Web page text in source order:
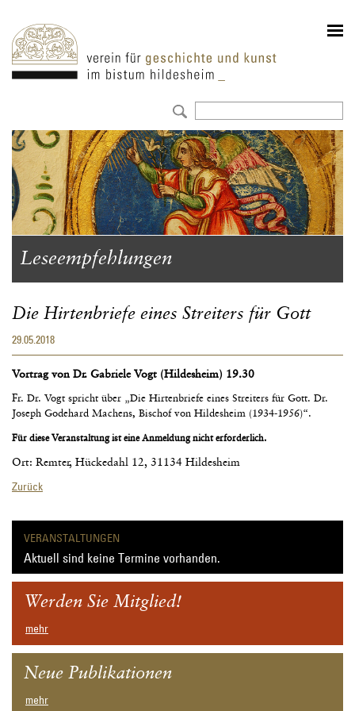
Leseempfehlungen
Die Hirtenbriefe eines Streiters für Gott
29.05.2018
Vortrag von Dr. Gabriele Vogt (Hildesheim) 19.30
Fr. Dr. Vogt spricht über „Die Hirtenbriefe eines Streiters für Gott. Dr.
Joseph Godehard Machens, Bischof von Hildesheim (1934-1956)“.
Für diese Veranstaltung ist eine Anmeldung nicht erforderlich.
Ort: Remter, Hückedahl 12, 31134 Hildesheim
Zurück
VERANSTALTUNGEN
Aktuell sind keine Termine vorhanden.
Werden Sie Mitglied!
mehr
Neue Publikationen
mehr